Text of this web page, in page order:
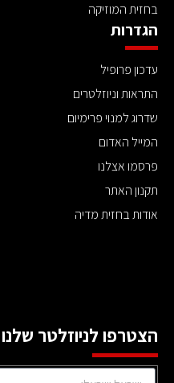
בחזית המוזיקה
הגדרות
עדכון פרופיל
התראות וניוזלטרים
שדרוג למנוי פרימיום
המייל האדום
פרסמו אצלנו
תקנון האתר
אודות בחזית מדיה
הצטרפו לניוזלטר שלנו